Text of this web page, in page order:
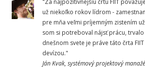
"Za najpozitívnejšiu črtu FIIT
už niekoľko rokov lídrom -
pre mňa veľmi príjemným zistením
som si potreboval nájsť prácu,
dnešnom svete je práve táto črta
devízou."
Ján Kvak, systémový projektový